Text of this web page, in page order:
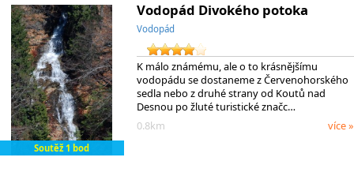
Soutěž 1 bod
Vodopád Divokého potoka
Vodopád
K málo známému, ale o to krásnějšímu
vodopádu se dostaneme z Červenohorského
sedla nebo z druhé strany od Koutů nad
Desnou po žluté turistické značc…
0.8km
více »